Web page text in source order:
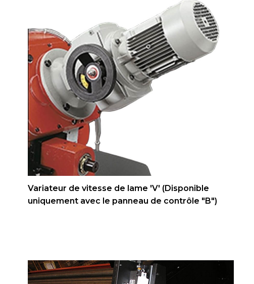
Variateur de vitesse de lame 'V' (Disponible
uniquement avec le panneau de contrôle "B")